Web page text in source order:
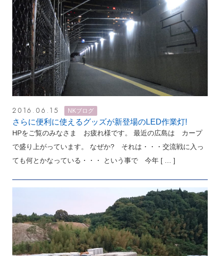
2016.06.15 NKブログ
さらに便利に使えるグッズが新登場のLED作業灯!
HPをご覧のみなさま お疲れ様です。 最近の広島は カープ
で盛り上がっています。 なぜか? それは・・・交流戦に入っ
ても何とかなっている・・・ という事で 今年 [ … ]